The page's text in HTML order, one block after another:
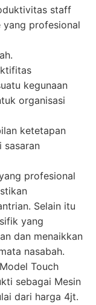
staff
yang profesional
kegunaan
organisasi
ketetapan
sasaran
profesional
Selain itu
yang
dan menaikkan
nasabah.
Touch
sebagai Mesin
dari harga 4jt.